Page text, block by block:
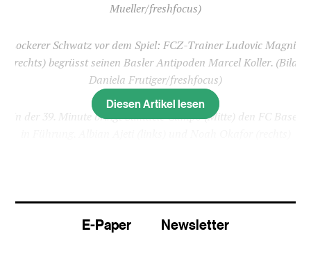
Mueller/freshfocus)
Lockerer Schwatz vor dem Spiel: FCZ-Trainer Ludovic Magnin
(rechts) begrüsst seinen Basler Antipoden Marcel Koller.(Bild:
Daniela Frutiger/freshfocus)
In der 39. Minute bringt Samuele Campo (Mitte) den FC Basel
Diesen Artikel lesen
E-Paper Newsletter